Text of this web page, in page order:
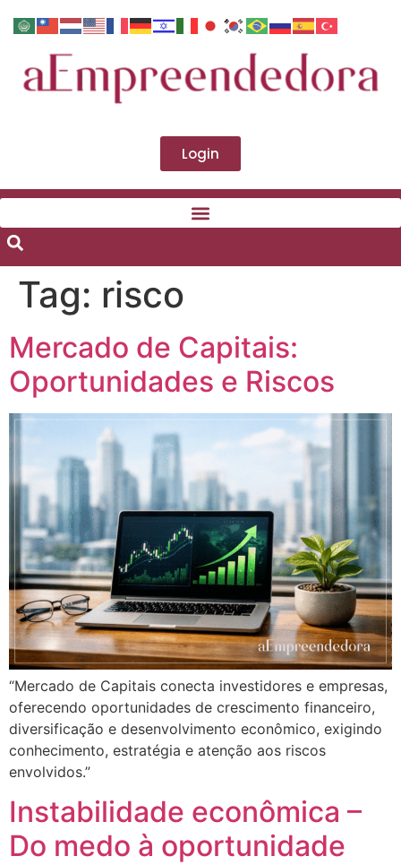
Login
Tag: risco
Mercado de Capitais:
Oportunidades e Riscos
“Mercado de Capitais conecta investidores e empresas,
oferecendo oportunidades de crescimento financeiro,
diversificação e desenvolvimento econômico, exigindo
conhecimento, estratégia e atenção aos riscos
envolvidos.”
Instabilidade econômica –
Do medo à oportunidade